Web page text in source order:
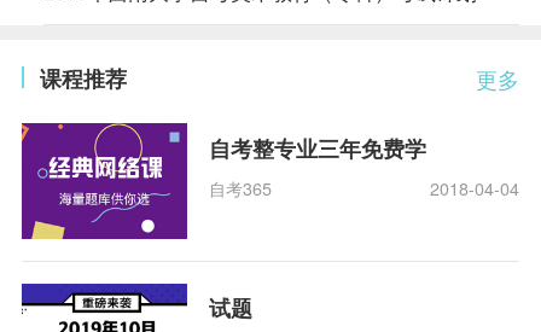
更多
课程推荐
自考整专业三年免费学
自考365 2018-04-04
试题